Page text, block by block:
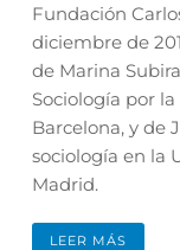
Fundación
diciembre de
de Marina
Sociología por
Barcelona, y de
sociología en la
Madrid.
LEER MÁS